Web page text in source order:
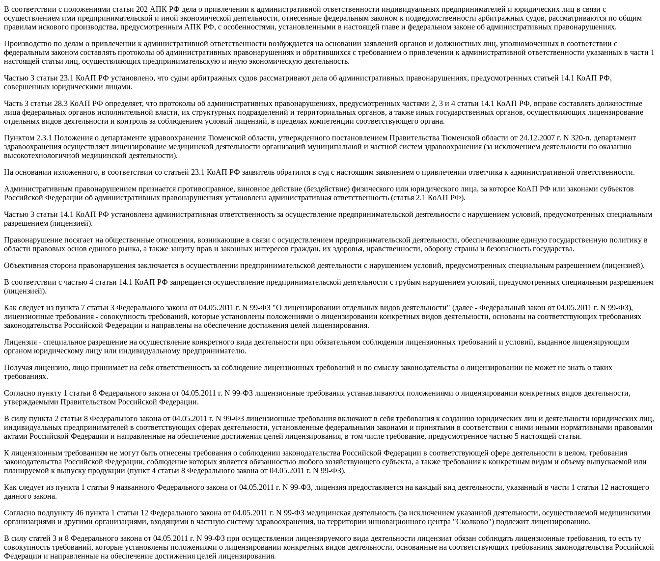
В соответствии с положениями статьи 202 АПК РФ дела о привлечении к административной ответственности индивидуальных предпринимателей и юридических лиц в связи с
осуществлением ими предпринимательской и иной экономической деятельности, отнесенные федеральным законом к подведомственности арбитражных судов, рассматриваются по общим
правилам искового производства, предусмотренным АПК РФ, с особенностями, установленными в настоящей главе и федеральном законе об административных правонарушениях.
Производство по делам о привлечении к административной ответственности возбуждается на основании заявлений органов и должностных лиц, уполномоченных в соответствии с
федеральным законом составлять протоколы об административных правонарушениях и обратившихся с требованием о привлечении к административной ответственности указанных в части 1
настоящей статьи лиц, осуществляющих предпринимательскую и иную экономическую деятельность.
Частью 3 статьи 23.1 КоАП РФ установлено, что судьи арбитражных судов рассматривают дела об административных правонарушениях, предусмотренных статьей 14.1 КоАП РФ,
совершенных юридическими лицами.
Часть 3 статьи 28.3 КоАП РФ определяет, что протоколы об административных правонарушениях, предусмотренных частями 2, 3 и 4 статьи 14.1 КоАП РФ, вправе составлять должностные
лица федеральных органов исполнительной власти, их структурных подразделений и территориальных органов, а также иных государственных органов, осуществляющих лицензирование
отдельных видов деятельности и контроль за соблюдением условий лицензий, в пределах компетенции соответствующего органа.
Пунктом 2.3.1 Положения о департаменте здравоохранения Тюменской области, утвержденного постановлением Правительства Тюменской области от 24.12.2007 г. N 320-п, департамент
здравоохранения осуществляет лицензирование медицинской деятельности организаций муниципальной и частной систем здравоохранения (за исключением деятельности по оказанию
высокотехнологичной медицинской деятельности).
На основании изложенного, в соответствии со статьей 23.1 КоАП РФ заявитель обратился в суд с настоящим заявлением о привлечении ответчика к административной ответственности.
Административным правонарушением признается противоправное, виновное действие (бездействие) физического или юридического лица, за которое КоАП РФ или законами субъектов
Российской Федерации об административных правонарушениях установлена административная ответственность (статья 2.1 КоАП РФ).
Частью 3 статьи 14.1 КоАП РФ установлена административная ответственность за осуществление предпринимательской деятельности с нарушением условий, предусмотренных специальным
разрешением (лицензией).
Правонарушение посягает на общественные отношения, возникающие в связи с осуществлением предпринимательской деятельности, обеспечивающие единую государственную политику в
области правовых основ единого рынка, а также защиту прав и законных интересов граждан, их здоровья, нравственности, оборону страны и безопасность государства.
Объективная сторона правонарушения заключается в осуществлении предпринимательской деятельности с нарушением условий, предусмотренных специальным разрешением (лицензией).
В соответствии с частью 4 статьи 14.1 КоАП РФ запрещается осуществление предпринимательской деятельности с грубым нарушением условий, предусмотренных специальным разрешением
(лицензией).
Как следует из пункта 7 статьи 3 Федерального закона от 04.05.2011 г. N 99-ФЗ "О лицензировании отдельных видов деятельности" (далее - Федеральный закон от 04.05.2011 г. N 99-ФЗ),
лицензионные требования - совокупность требований, которые установлены положениями о лицензировании конкретных видов деятельности, основаны на соответствующих требованиях
законодательства Российской Федерации и направлены на обеспечение достижения целей лицензирования.
Лицензия - специальное разрешение на осуществление конкретного вида деятельности при обязательном соблюдении лицензионных требований и условий, выданное лицензирующим
органом юридическому лицу или индивидуальному предпринимателю.
Получая лицензию, лицо принимает на себя ответственность за соблюдение лицензионных требований и по смыслу законодательства о лицензировании не может не знать о таких
требованиях.
Согласно пункту 1 статьи 8 Федерального закона от 04.05.2011 г. N 99-ФЗ лицензионные требования устанавливаются положениями о лицензировании конкретных видов деятельности,
утверждаемыми Правительством Российской Федерации.
В силу пункта 2 статьи 8 Федерального закона от 04.05.2011 г. N 99-ФЗ лицензионные требования включают в себя требования к созданию юридических лиц и деятельности юридических лиц,
индивидуальных предпринимателей в соответствующих сферах деятельности, установленные федеральными законами и принятыми в соответствии с ними иными нормативными правовыми
актами Российской Федерации и направленные на обеспечение достижения целей лицензирования, в том числе требование, предусмотренное частью 5 настоящей статьи.
К лицензионным требованиям не могут быть отнесены требования о соблюдении законодательства Российской Федерации в соответствующей сфере деятельности в целом, требования
законодательства Российской Федерации, соблюдение которых является обязанностью любого хозяйствующего субъекта, а также требования к конкретным видам и объему выпускаемой или
планируемой к выпуску продукции (пункт 4 статьи 8 Федерального закона от 04.05.2011 г. N 99-ФЗ).
Как следует из пункта 1 статьи 9 названного Федерального закона от 04.05.2011 г. N 99-ФЗ, лицензия предоставляется на каждый вид деятельности, указанный в части 1 статьи 12 настоящего
данного закона.
Согласно подпункту 46 пункта 1 статьи 12 Федерального закона от 04.05.2011 г. N 99-ФЗ медицинская деятельность (за исключением указанной деятельности, осуществляемой медицинскими
организациями и другими организациями, входящими в частную систему здравоохранения, на территории инновационного центра "Сколково") подлежит лицензированию.
В силу статей 3 и 8 Федерального закона от 04.05.2011 г. N 99-ФЗ при осуществлении лицензируемого вида деятельности лицензиат обязан соблюдать лицензионные требования, то есть ту
совокупность требований, которые установлены положениями о лицензировании конкретных видов деятельности, основанные на соответствующих требованиях законодательства Российской
Федерации и направленные на обеспечение достижения целей лицензирования.